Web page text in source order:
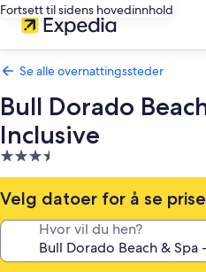
Fortsett til sidens hovedinnhold
Se alle overnattingssteder
Bull Dorado
Inclusive
Overnattingssted
med
3.5
stjerner
Velg datoer for å se
Hvor vil du hen?